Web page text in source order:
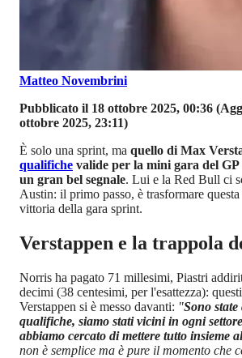
Matteo Novembrini
Pubblicato il 18 ottobre 2025, 00:36
ottobre 2025, 23:11)
È solo una sprint, ma quello di Max
qualifiche valide per la mini gara del
un gran bel segnale. Lui e la Red Bull ci
Austin: il primo passo, è trasformare
vittoria della gara sprint.
Verstappen e la trappola
Norris ha pagato 71 millesimi, Piastri
decimi (38 centesimi, per l'esattezza):
Verstappen si è messo davanti: "Sono
qualifiche, siamo stati vicini in ogni
abbiamo cercato di mettere tutto insieme
non è semplice ma è pure il momento che